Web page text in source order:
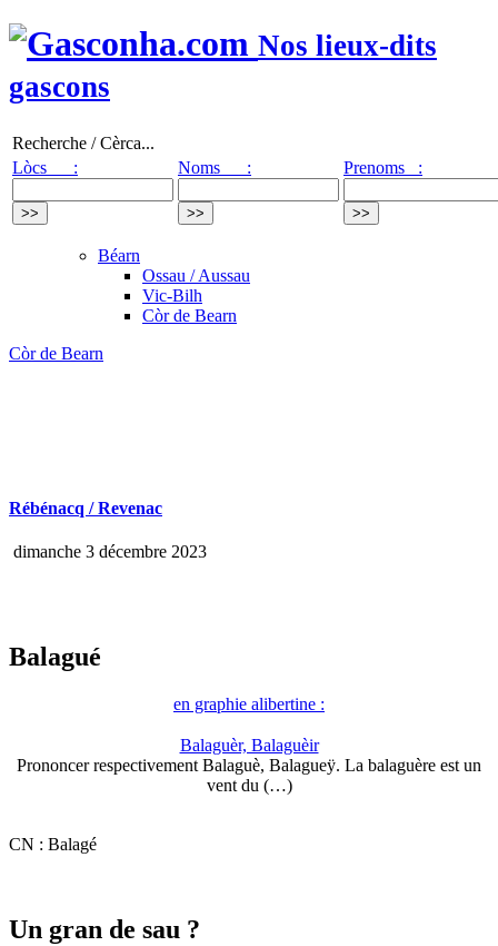
Nos lieux-dits
gascons
Recherche / Cèrca...
Lòcs :
Noms : Prenoms :
Béarn
Ossau / Aussau
Vic-Bilh
Còr de Bearn
Còr de Bearn
Rébénacq / Revenac
dimanche 3 décembre 2023
Balagué
en graphie alibertine :
Balaguèr, Balaguèir
Prononcer respectivement Balaguè, Balagueÿ. La balaguère est un
vent du (…)
CN : Balagé
Un gran de sau ?